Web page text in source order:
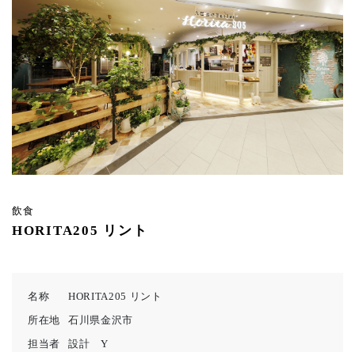
飲食
HORITA205 リント
名称
HORITA205 リント
所在地
石川県金沢市
担当者
設計 Y